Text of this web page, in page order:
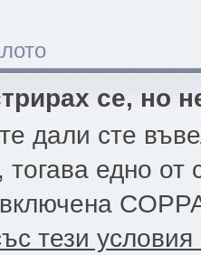
се, но
дали сте
тогава едно
тези